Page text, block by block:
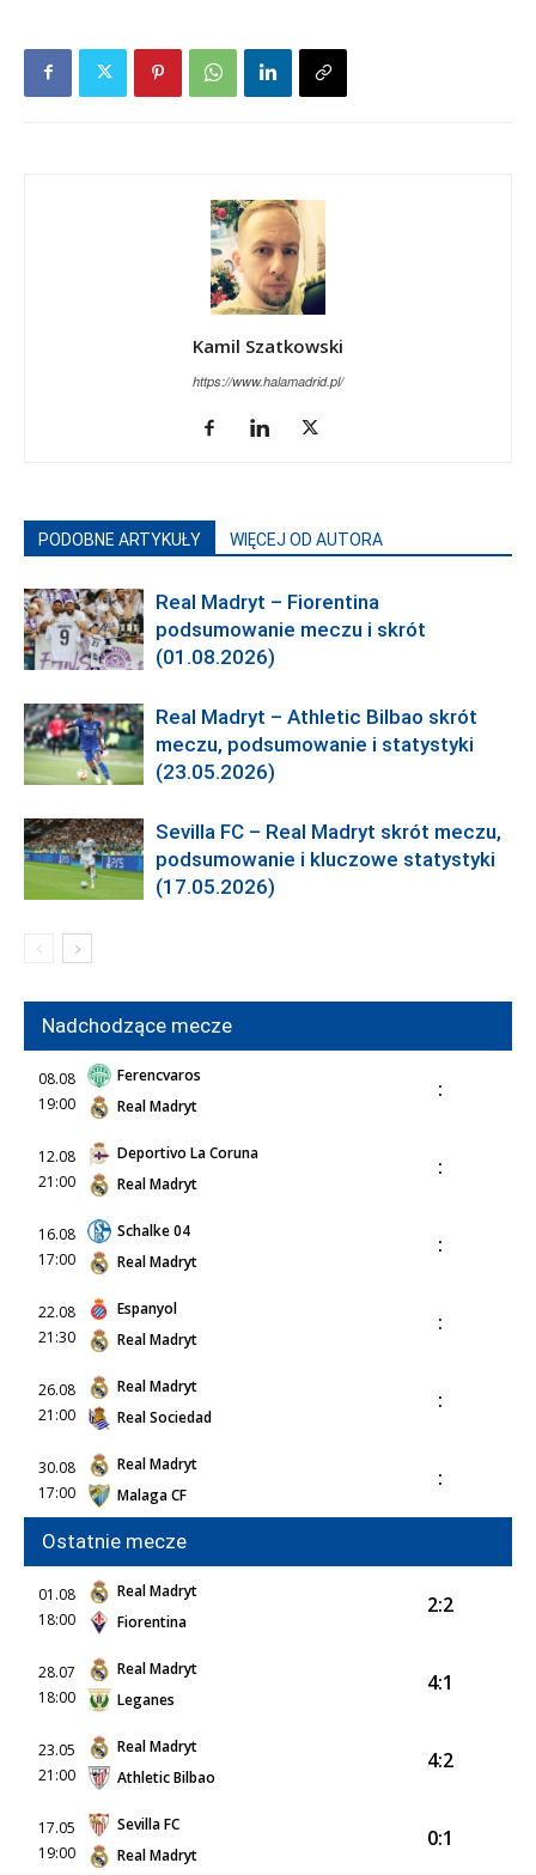
Kamil Szatkowski
https://www.halamadrid.pl/
PODOBNE ARTYKUŁY WIĘCEJ OD AUTORA
Real Madryt – Fiorentina
podsumowanie meczu i skrót
(01.08.2026)
Real Madryt – Athletic Bilbao skrót
meczu, podsumowanie i statystyki
(23.05.2026)
Sevilla FC – Real Madryt skrót meczu,
podsumowanie i kluczowe statystyki
(17.05.2026)
Nadchodzące mecze
08.08
19:00
Ferencvaros
Real Madryt
:
12.08
21:00
Deportivo La Coruna
Real Madryt
:
16.08
17:00
Schalke 04
Real Madryt
:
22.08
21:30
Espanyol
Real Madryt
:
26.08
21:00
Real Madryt
Real Sociedad
:
30.08
17:00
Real Madryt
Malaga CF
:
Ostatnie mecze
01.08
18:00
Real Madryt
Fiorentina
2:2
28.07
18:00
Real Madryt
Leganes
4:1
23.05
21:00
Real Madryt
Athletic Bilbao
4:2
17.05
19:00
Sevilla FC
Real Madryt
0:1